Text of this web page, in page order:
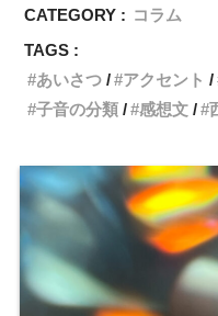
CATEGORY : コラム
TAGS :
あいさつ
アクセント
子音の分類
感想文